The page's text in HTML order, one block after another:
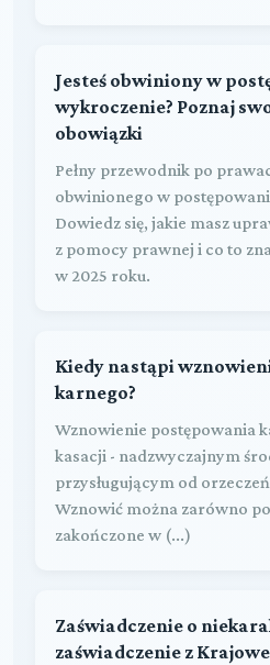
Jesteś obwiniony w
wykroczenie? Poznaj
obowiązki
Pełny przewodnik po
obwinionego w
Dowiedz się, jakie masz
z pomocy prawnej i co to
w 2025 roku.
Kiedy nastąpi
karnego?
Wznowienie postępowania
kasacji - nadzwyczajnym
przysługującym od
Wznowić można zarówno
zakończone w (...)
Zaświadczenie o
zaświadczenie z